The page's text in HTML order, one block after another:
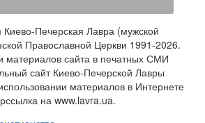
Печерская Лавра (мужской
Православной Церкви 1991-2026.
материалов сайта в печатных СМИ
сайт Киево-Печерской Лавры
материалов в Интернете
на www.lavra.ua.